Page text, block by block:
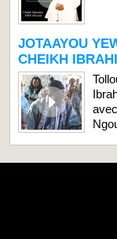
JOTAAYOU
CHEIKH